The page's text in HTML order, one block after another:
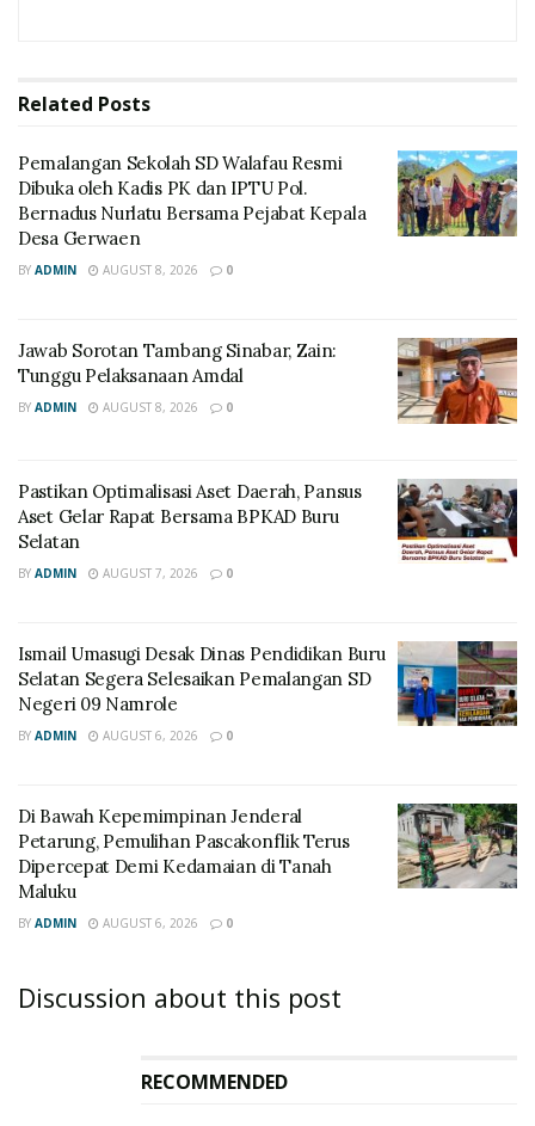
Related Posts
Pemalangan Sekolah SD Walafau Resmi
Dibuka oleh Kadis PK dan IPTU Pol.
Bernadus Nurlatu Bersama Pejabat Kepala
Desa Gerwaen
BY ADMIN AUGUST 8, 2026 0
Jawab Sorotan Tambang Sinabar, Zain:
Tunggu Pelaksanaan Amdal
BY ADMIN AUGUST 8, 2026 0
Pastikan Optimalisasi Aset Daerah, Pansus
Aset Gelar Rapat Bersama BPKAD Buru
Selatan
BY ADMIN AUGUST 7, 2026 0
Ismail Umasugi Desak Dinas Pendidikan Buru
Selatan Segera Selesaikan Pemalangan SD
Negeri 09 Namrole
BY ADMIN AUGUST 6, 2026 0
Di Bawah Kepemimpinan Jenderal
Petarung, Pemulihan Pascakonflik Terus
Dipercepat Demi Kedamaian di Tanah
Maluku
BY ADMIN AUGUST 6, 2026 0
Discussion about this post
RECOMMENDED